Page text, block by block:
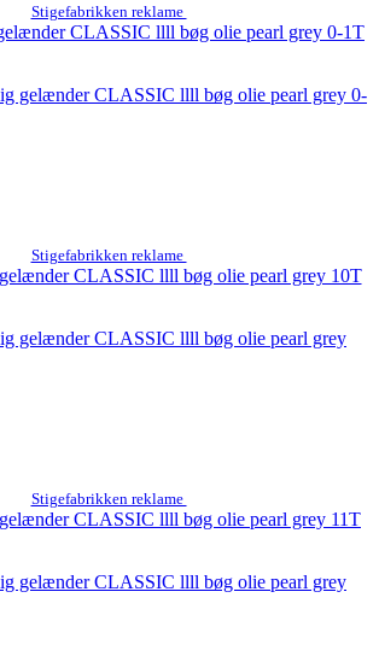
Stigefabrikken reklame
gelænder CLASSIC llll bøg olie pearl grey 0-
Stigefabrikken reklame
gelænder CLASSIC llll bøg olie pearl grey
Stigefabrikken reklame
gelænder CLASSIC llll bøg olie pearl grey